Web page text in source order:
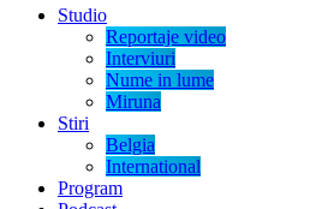
Studio
Reportaje video
Interviuri
Nume in lume
Miruna
Stiri
Belgia
International
Program